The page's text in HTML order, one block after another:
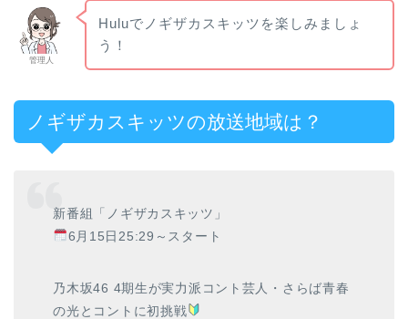
管理人
Huluでノギザカスキッツを楽しみましょ
う！
ノギザカスキッツの放送地域は？
新番組「ノギザカスキッツ」
6月15日25:29～スタート
乃木坂46 4期生が実力派コント芸人・さらば青春
の光とコントに初挑戦